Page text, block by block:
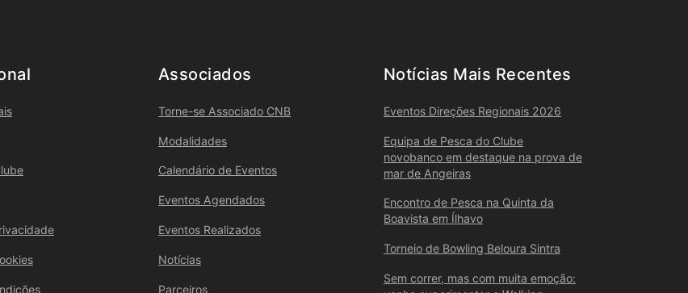
Torne-se Associado CNB
Modalidades
Calendário de Eventos
Eventos Agendados
Eventos Realizados
Notícias
Eventos Direções Regionais 2026
Equipa de Pesca do Clube
novobanco em destaque na prova de
mar de Angeiras
Encontro de Pesca na Quinta da
Boavista em Ílhavo
Torneio de Bowling Beloura Sintra